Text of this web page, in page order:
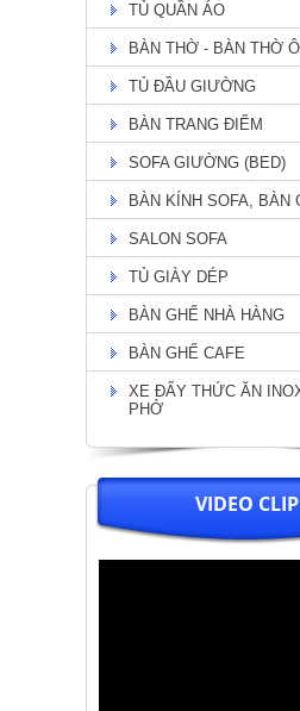
TỦ QUẦN ÁO
BÀN THỜ - BÀN THỜ
TỦ ĐẦU GIƯỜNG
BÀN TRANG ĐIỂM
SOFA GIƯỜNG (BED)
BÀN KÍNH SOFA, BÀN
SALON SOFA
TỦ GIÀY DÉP
BÀN GHẾ NHÀ HÀNG
BÀN GHẾ CAFE
XE ĐẨY THỨC ĂN
PHỞ
VIDEO CLIP
bàn ăn mặt đá
Giá: 19,900,000 đ
Chi Tiết
Bộ bàn tân cổ điển
vàng + 6 ghế nệm